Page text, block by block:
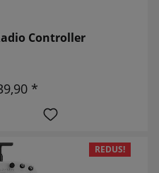
Controller
*
REDUS!